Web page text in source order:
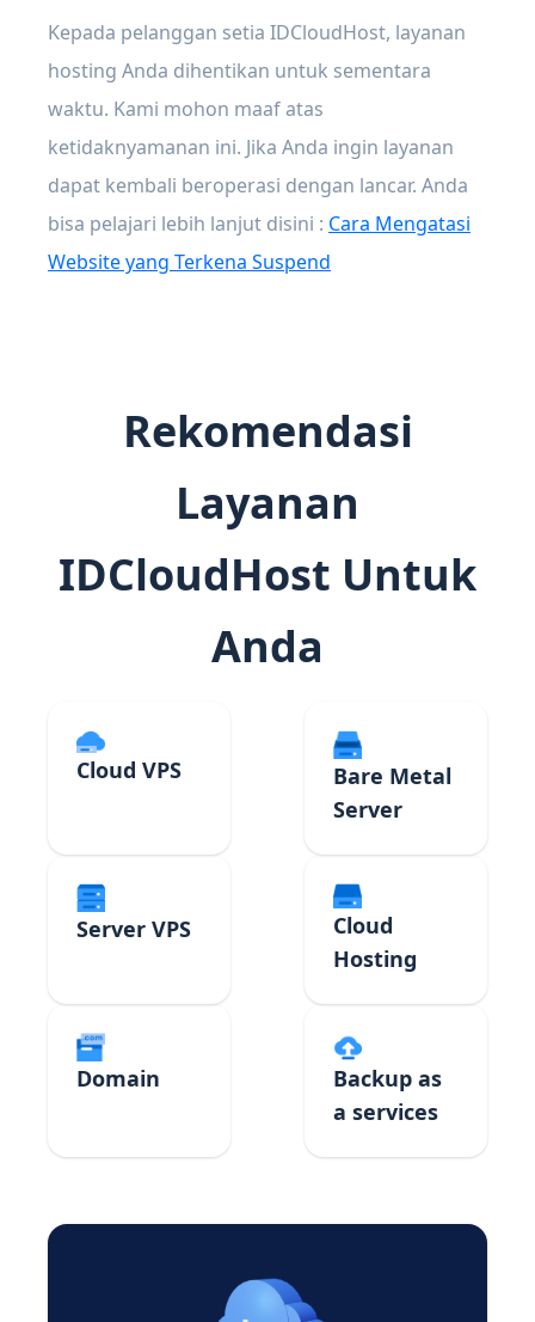
Kepada pelanggan setia IDCloudHost, layanan
hosting Anda dihentikan untuk sementara
waktu. Kami mohon maaf atas
ketidaknyamanan ini. Jika Anda ingin layanan
dapat kembali beroperasi dengan lancar. Anda
bisa pelajari lebih lanjut disini : Cara Mengatasi
Website yang Terkena Suspend
Rekomendasi
Layanan
IDCloudHost Untuk
Anda
Cloud VPS
Bare Metal
Server
Server VPS
Cloud
Hosting
Domain
Backup as
a services